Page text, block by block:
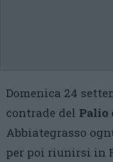
Domenica 24
contrade del Palio
Abbiategrasso
per poi riunirsi in